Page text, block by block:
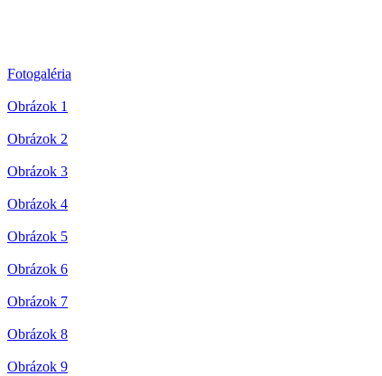
Fotogaléria
Obrázok 1
Obrázok 2
Obrázok 3
Obrázok 4
Obrázok 5
Obrázok 6
Obrázok 7
Obrázok 8
Obrázok 9